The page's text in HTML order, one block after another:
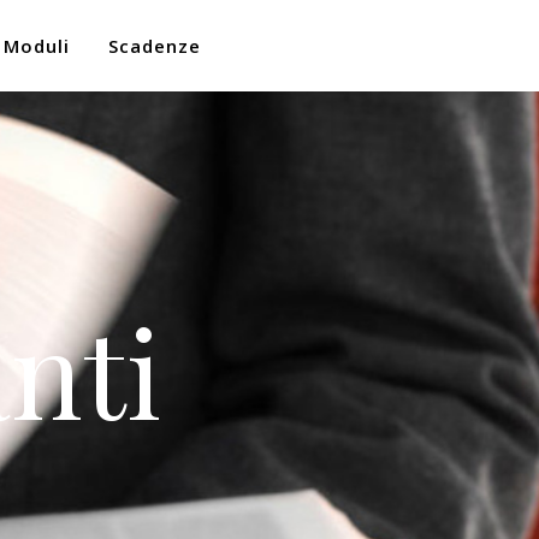
Moduli Scadenze